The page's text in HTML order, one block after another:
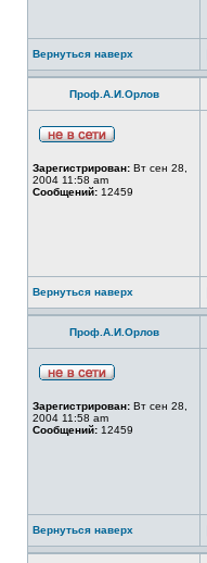
Вернуться наверх
Проф.А.И.Орлов
Зарегистрирован: Вт сен 28,
2004 11:58 am
Сообщений: 12459
Вернуться наверх
Проф.А.И.Орлов
Зарегистрирован: Вт сен 28,
2004 11:58 am
Сообщений: 12459
Вернуться наверх